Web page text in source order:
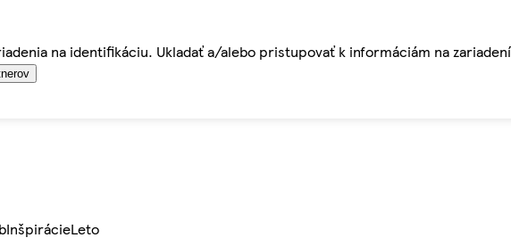
na identifikáciu. Ukladať a/alebo pristupovať k informáciám na
InšpirácieLeto